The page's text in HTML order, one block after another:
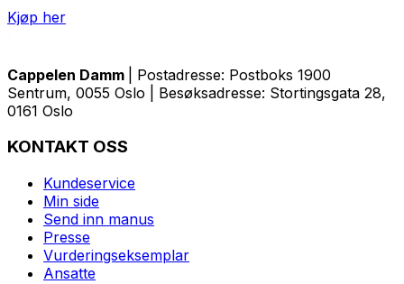
Kjøp her
Cappelen Damm
| Postadresse: Postboks 1900
Sentrum, 0055 Oslo | Besøksadresse: Stortingsgata 28,
0161 Oslo
KONTAKT OSS
Kundeservice
Min side
Send inn manus
Presse
Vurderingseksemplar
Ansatte